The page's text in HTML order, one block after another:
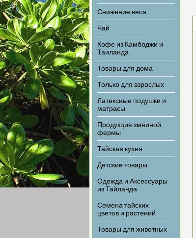
Снижение веса
Чай
Кофе из Камбоджи и
Таиланда
Товары для дома
Только для взрослых
Латексные подушки и
матрасы
Продукция змеиной
фермы
Тайская кухня
Детские товары
Одежда и Аксессуары
из Тайланда
Семена тайских
цветов и растений
Товары для животных